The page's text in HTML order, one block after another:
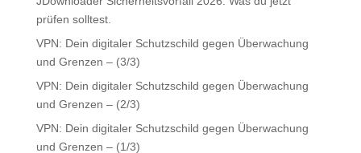
prüfen solltest.
VPN: Dein digitaler Schutzschild gegen Überwachung
und Grenzen – (3/3)
VPN: Dein digitaler Schutzschild gegen Überwachung
und Grenzen – (2/3)
VPN: Dein digitaler Schutzschild gegen Überwachung
und Grenzen – (1/3)